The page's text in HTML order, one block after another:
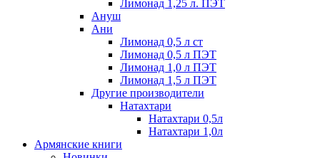
Лимонад 1,25 л. ПЭТ
Ануш
Ани
Лимонад 0,5 л ст
Лимонад 0,5 л ПЭТ
Лимонад 1,0 л ПЭТ
Лимонад 1,5 л ПЭТ
Другие производители
Натахтари
Натахтари 0,5л
Натахтари 1,0л
Армянские книги